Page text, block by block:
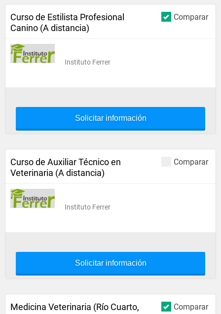
Comparar
Curso de Estilista Profesional
Canino (A distancia)
Instituto Ferrer
Solicitar información
Comparar
Curso de Auxiliar Técnico en
Veterinaria (A distancia)
Instituto Ferrer
Solicitar información
Comparar
Medicina Veterinaria (Río Cuarto,